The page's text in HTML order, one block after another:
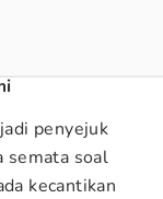
penyejuk
semata soal
kecantikan